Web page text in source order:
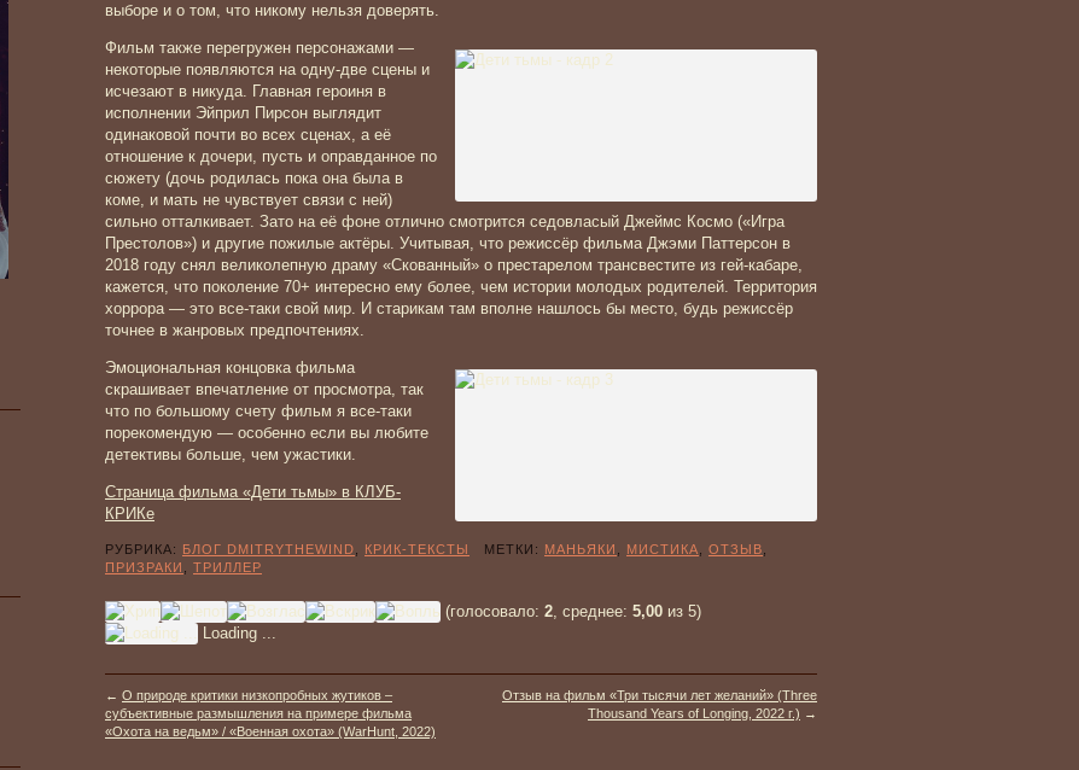
выборе и о том, что никому нельзя доверять.
Фильм также перегружен персонажами —
некоторые появляются на одну-две сцены и
исчезают в никуда. Главная героиня в
исполнении Эйприл Пирсон выглядит
одинаковой почти во всех сценах, а её
отношение к дочери, пусть и оправданное по
сюжету (дочь родилась пока она была в
коме, и мать не чувствует связи с ней)
сильно отталкивает. Зато на её фоне отлично смотрится седовласый Джеймс Космо («Игра
Престолов») и другие пожилые актёры. Учитывая, что режиссёр фильма Джэми Паттерсон в
2018 году снял великолепную драму «Скованный» о престарелом трансвестите из гей-кабаре,
кажется, что поколение 70+ интересно ему более, чем истории молодых родителей. Территория
хоррора — это все-таки свой мир. И старикам там вполне нашлось бы место, будь режиссёр
точнее в жанровых предпочтениях.
Эмоциональная концовка фильма
скрашивает впечатление от просмотра, так
что по большому счету фильм я все-таки
порекомендую — особенно если вы любите
детективы больше, чем ужастики.
Страница фильма «Дети тьмы» в КЛУБ-
КРИКе
РУБРИКА: БЛОГ DMITRYTHEWIND КРИК-ТЕКСТЫ МЕТКИ: МАНЬЯКИ МИСТИКА ОТЗЫВ
ПРИЗРАКИ
ТРИЛЛЕР
(голосовало: 2, среднее: 5,00 из 5)
Loading ...
← О природе критики низкопробных жутиков –
субъективные размышления на примере фильма
«Охота на ведьм» / «Военная охота» (WarHunt, 2022)
Отзыв на фильм «Три тысячи лет желаний» (Three
Thousand Years of Longing, 2022 г.) →